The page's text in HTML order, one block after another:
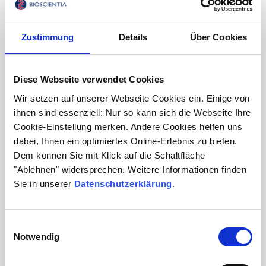
Zustimmung Details Über Cookies
Diese Webseite verwendet Cookies
Wir setzen auf unserer Webseite Cookies ein. Einige von
ihnen sind essenziell: Nur so kann sich die Webseite Ihre
Cookie-Einstellung merken. Andere Cookies helfen uns
dabei, Ihnen ein optimiertes Online-Erlebnis zu bieten.
Dem können Sie mit Klick auf die Schaltfläche
"Ablehnen" widersprechen. Weitere Informationen finden
Sie in unserer Datenschutzerklärung.
Notwendig
Kontakt
Neben einer Schilddrüsenstörung, gibt es weitere
Ursachen, für einen unerfüllten Kinderwunsch, die wir im
Labor untersuchen können: Eine Thromboseneigung, die
Überproduktion männlicher Geschlechtshormone und
unbekannte genetische Veränderungen bei Frau und
Mann, können die Kinderwunschplanung negativ
beeinflussen. Welche Untersuchungen sinnvoll sind,